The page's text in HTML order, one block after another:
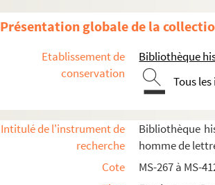
Présentation globale de la
Etablissement de
conservation
Bibliothèque
Tous
Intitulé de l'instrument de
recherche
Bibliothèque
homme de
Cote
MS-267 à MS-
Paul Jarry. Notes et textes sur des quartiers
Paul Jarry. Notes et textes sur des localités
Paul Jarry. Notes et textes de caractère
Paul Jarry. Notes et textes sur le théâtre
Paul Jarry. Notes et textes sur la littérature